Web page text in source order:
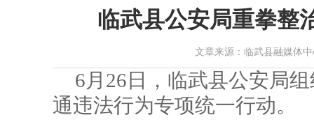
临武县公安局重拳整
文章来源：临武县融媒体
6月26日，临武县公安局
通违法行为专项统一行动。